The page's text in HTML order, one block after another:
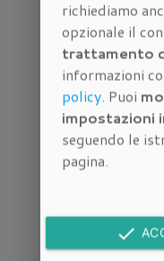
Altri
richiediamo
opzionale il
trattamento
informazioni
policy. Puoi
impostazioni
seguendo le
pagina.
done